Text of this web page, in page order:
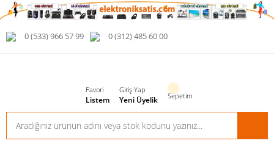
0 (533) 966 57 99 0 (312) 485 60 00
Favori
Listem
Giriş Yap
Yeni Üyelik Sepetim